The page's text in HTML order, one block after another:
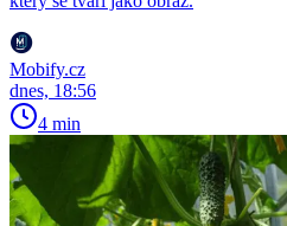
Mobify.cz
dnes, 18:56
4 min